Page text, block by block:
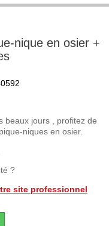
nique en osier +
beaux jours , profitez de
niques en osier.
?
site professionnel